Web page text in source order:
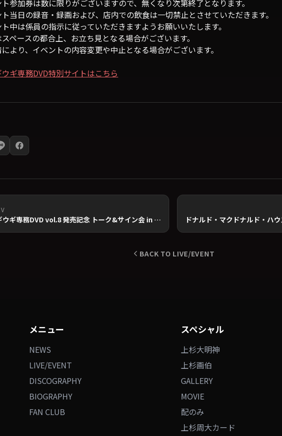
参加券は数に限りがございますので、無くなり次第終了となります。
当日の録音・録画および、店内での飲食は一切禁止とさせていただきます。
中は係員の指示に従っていただきますようお願いいたします。
ペースの都合上、お立ち見となる場合がございます。
より、イベントの内容変更や中止となる場合がございます。
ウギ専務DVD特別サイトはこちら
ブギウギ専務DVD vol.8 発売記念 トーク&サイン会 in 札幌
BACK TO LIVE/EVENT
メニュー
NEWS
LIVE/EVENT
DISCOGRAPHY
BIOGRAPHY
FAN CLUB
スペシャル
上杉大明神
上杉画伯
GALLERY
MOVIE
配のみ
上杉周大カード